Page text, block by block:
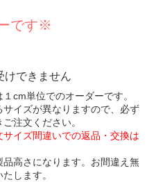
です※
けできません
cm単位でのオーダーです。
イズが異なりますので、必ず
注文ください。
イズ間違いでの返品・交換は
高さになります。お間違え無
します。